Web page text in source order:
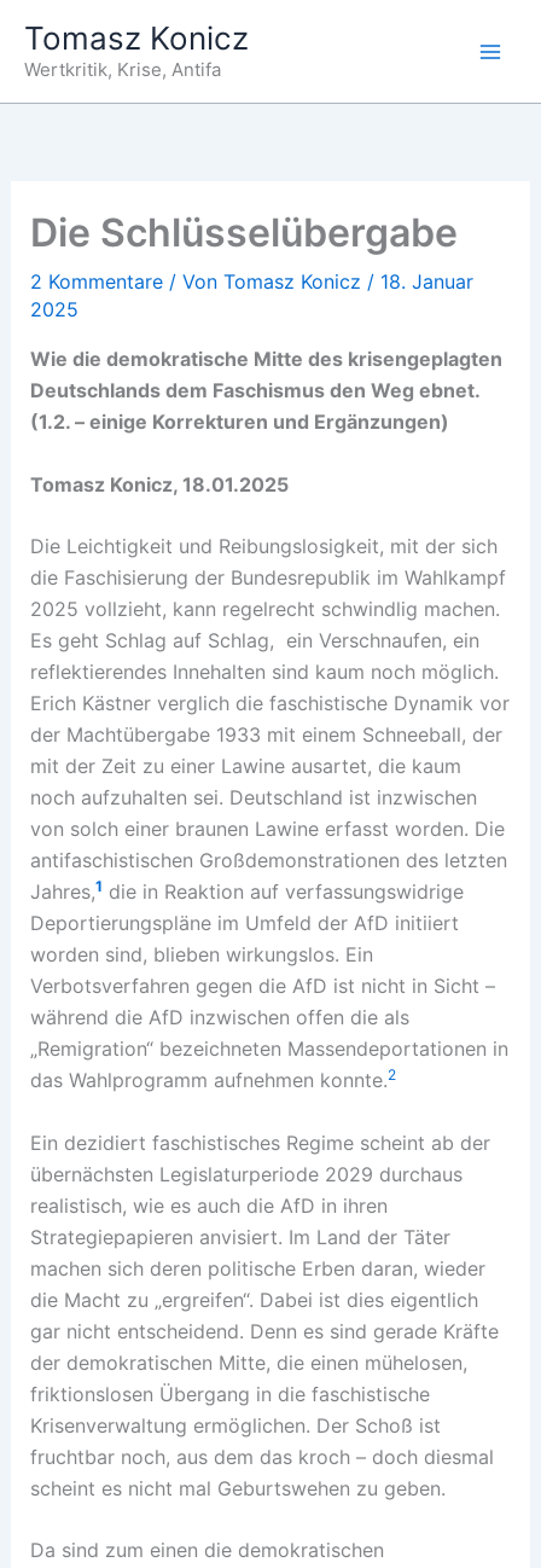
Inhalt
springen
Tomasz Konicz
Wertkritik, Krise, Antifa
Die Schlüsselübergabe
2 Kommentare / Von Tomasz Konicz / 18. Januar
2025
Wie die demokratische Mitte des krisengeplagten
Deutschlands dem Faschismus den Weg ebnet.
(1.2. – einige Korrekturen und Ergänzungen)
Tomasz Konicz, 18.01.2025
Die Leichtigkeit und Reibungslosigkeit, mit der sich
die Faschisierung der Bundesrepublik im Wahlkampf
2025 vollzieht, kann regelrecht schwindlig machen.
Es geht Schlag auf Schlag, ein Verschnaufen, ein
reflektierendes Innehalten sind kaum noch möglich.
Erich Kästner verglich die faschistische Dynamik vor
der Machtübergabe 1933 mit einem Schneeball, der
mit der Zeit zu einer Lawine ausartet, die kaum
noch aufzuhalten sei. Deutschland ist inzwischen
von solch einer braunen Lawine erfasst worden. Die
antifaschistischen Großdemonstrationen des letzten
Jahres,1 die in Reaktion auf verfassungswidrige
Deportierungspläne im Umfeld der AfD initiiert
worden sind, blieben wirkungslos. Ein
Verbotsverfahren gegen die AfD ist nicht in Sicht –
während die AfD inzwischen offen die als
„Remigration“ bezeichneten Massendeportationen in
das Wahlprogramm aufnehmen konnte.2
Ein dezidiert faschistisches Regime scheint ab der
übernächsten Legislaturperiode 2029 durchaus
realistisch, wie es auch die AfD in ihren
Strategiepapieren anvisiert. Im Land der Täter
machen sich deren politische Erben daran, wieder
die Macht zu „ergreifen“. Dabei ist dies eigentlich
gar nicht entscheidend. Denn es sind gerade Kräfte
der demokratischen Mitte, die einen mühelosen,
friktionslosen Übergang in die faschistische
Krisenverwaltung ermöglichen. Der Schoß ist
fruchtbar noch, aus dem das kroch – doch diesmal
scheint es nicht mal Geburtswehen zu geben.
Da sind zum einen die demokratischen